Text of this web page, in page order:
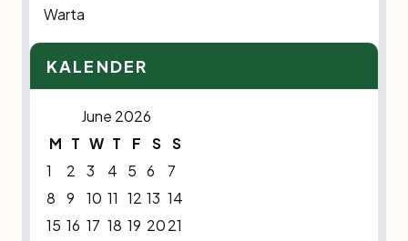
Warta
KALENDER
June 2026
M T W T F S S
1
2 3 4 5 6
7
8
9 10 11 12 13 14
15 16 17 18 19 2021